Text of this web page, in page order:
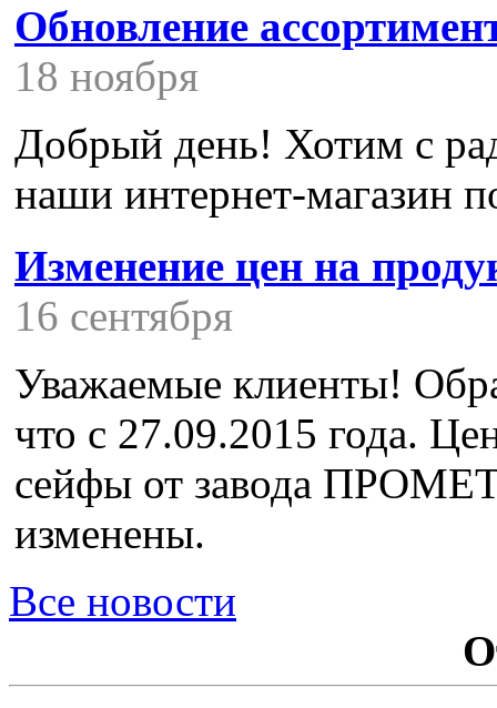
Обновление
18 ноября
Добрый день! Хотим с
наши интернет-магазин
Изменение цен на
16 сентября
Уважаемые клиенты!
что с 27.09.2015 года.
сейфы от завода
изменены.
Все новости